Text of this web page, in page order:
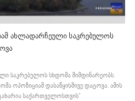
ახლადარჩეული საკრებულოს
საკრებულოს სხდომა მიმდინარეობს.
ოპოზიციამ დასაწყისშივე დატოვა. ამის
საქართველოსთვის”